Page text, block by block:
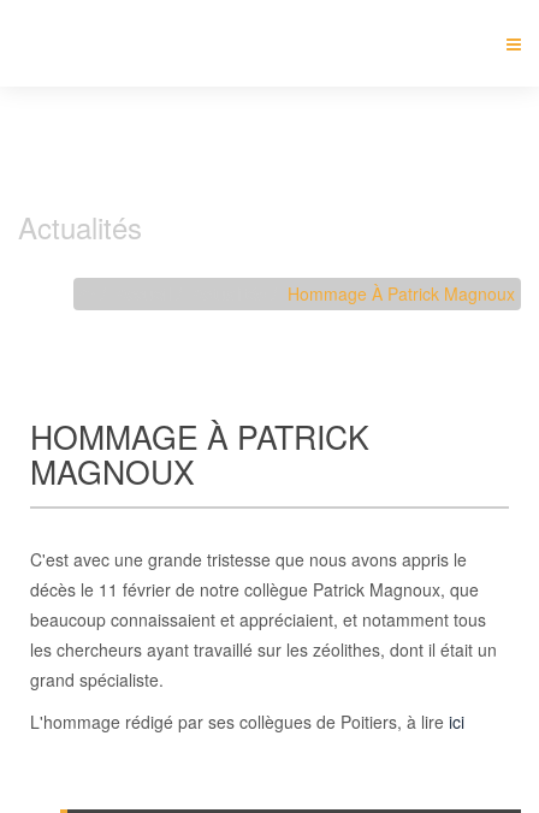
Actualités
Hommage À Patrick Magnoux
HOMMAGE À PATRICK
MAGNOUX
C'est avec une grande tristesse que nous avons appris le
décès le 11 février de notre collègue Patrick Magnoux, que
beaucoup connaissaient et appréciaient, et notamment tous
les chercheurs ayant travaillé sur les zéolithes, dont il était un
grand spécialiste.
L'hommage rédigé par ses collègues de Poitiers, à lire ici